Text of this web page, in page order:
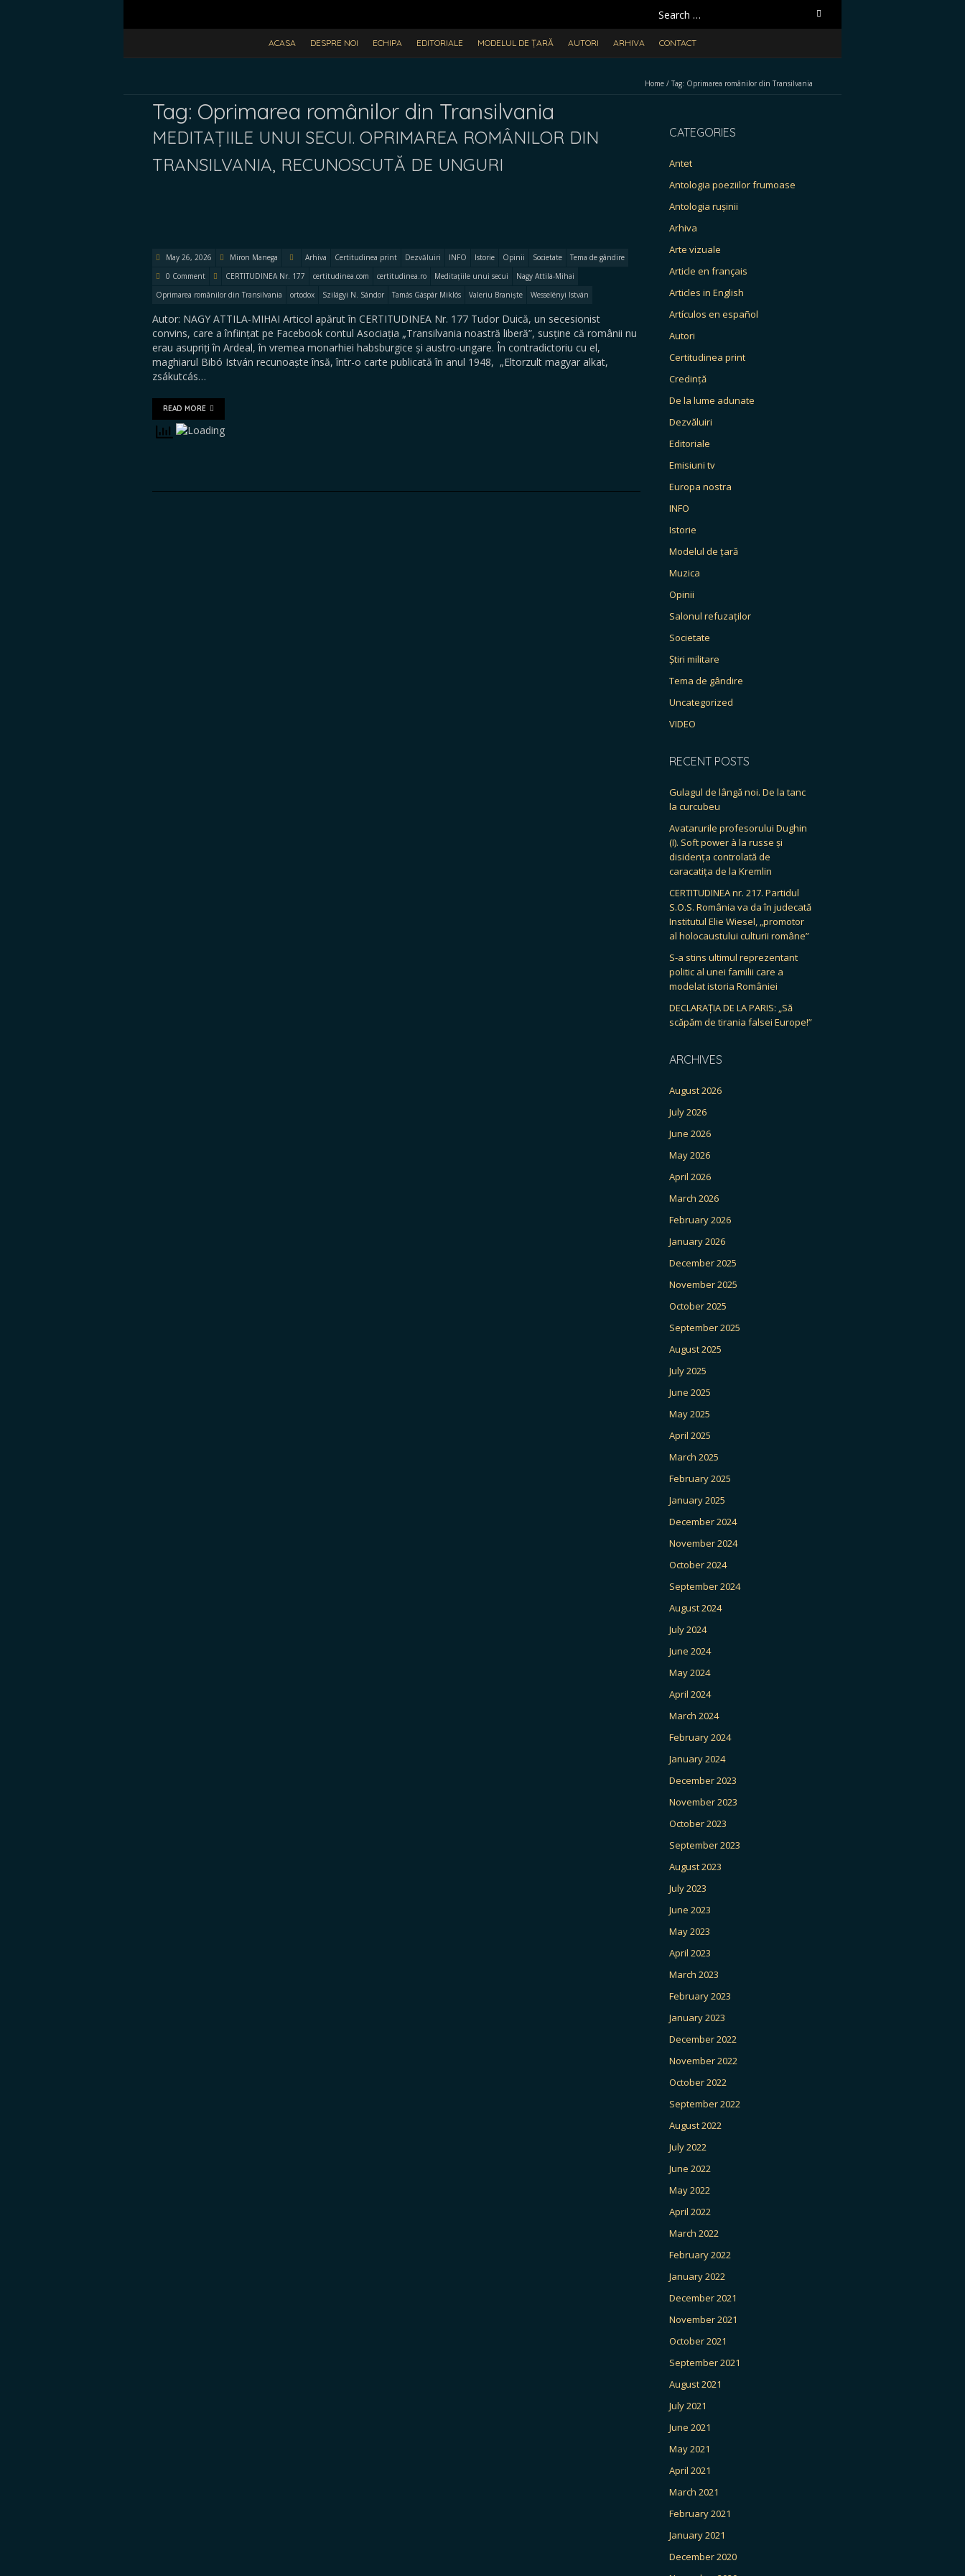
Search
for:
ACASA DESPRE NOI ECHIPA EDITORIALE MODELUL DE ȚARĂ AUTORI ARHIVA CONTACT
Home / Tag: Oprimarea românilor din Transilvania
Tag: Oprimarea românilor din Transilvania
MEDITAȚIILE UNUI SECUI. OPRIMAREA ROMÂNILOR DIN
TRANSILVANIA, RECUNOSCUTĂ DE UNGURI
May 26, 2026 Miron Manega Arhiva Certitudinea print Dezvăluiri INFO Istorie Opinii Societate
Tema de gândire
0 Comment
CERTITUDINEA Nr. 177 certitudinea.com certitudinea.ro Meditațiile unui secui
Nagy Attila-Mihai
Oprimarea românilor din Transilvania
ortodox Szilágyi N. Sándor Tamás Gáspár Miklós Valeriu Braniște Wesselényi István
Autor: NAGY ATTILA-MIHAI Articol apărut în CERTITUDINEA Nr. 177 Tudor Duică, un secesionist
convins, care a înființat pe Facebook contul Asociația „Transilvania noastră liberă”, susține că românii nu
erau asupriți în Ardeal, în vremea monarhiei habsburgice și austro-ungare. În contradictoriu cu el,
maghiarul Bibó István recunoaște însă, într-o carte publicată în anul 1948, „Eltorzult magyar alkat,
zsákutcás…
READ MORE
CATEGORIES
Antet
Antologia poeziilor frumoase
Antologia rușinii
Arhiva
Arte vizuale
Article en français
Articles in English
Artículos en español
Autori
Certitudinea print
Credință
De la lume adunate
Dezvăluiri
Editoriale
Emisiuni tv
Europa nostra
INFO
Istorie
Modelul de țară
Muzica
Opinii
Salonul refuzaților
Societate
Știri militare
Tema de gândire
Uncategorized
VIDEO
RECENT POSTS
Gulagul de lângă noi. De la tanc
la curcubeu
Avatarurile profesorului Dughin
(I). Soft power à la russe și
disidența controlată de
caracatița de la Kremlin
CERTITUDINEA nr. 217. Partidul
S.O.S. România va da în judecată
Institutul Elie Wiesel, „promotor
al holocaustului culturii române”
S-a stins ultimul reprezentant
politic al unei familii care a
modelat istoria României
DECLARAȚIA DE LA PARIS: „Să
scăpăm de tirania falsei Europe!”
ARCHIVES
August 2026
July 2026
June 2026
May 2026
April 2026
March 2026
February 2026
January 2026
December 2025
November 2025
October 2025
September 2025
August 2025
July 2025
June 2025
May 2025
April 2025
March 2025
February 2025
January 2025
December 2024
November 2024
October 2024
September 2024
August 2024
July 2024
June 2024
May 2024
April 2024
March 2024
February 2024
January 2024
December 2023
November 2023
October 2023
September 2023
August 2023
July 2023
June 2023
May 2023
April 2023
March 2023
February 2023
January 2023
December 2022
November 2022
October 2022
September 2022
August 2022
July 2022
June 2022
May 2022
April 2022
March 2022
February 2022
January 2022
December 2021
November 2021
October 2021
September 2021
August 2021
July 2021
June 2021
May 2021
April 2021
March 2021
February 2021
January 2021
December 2020